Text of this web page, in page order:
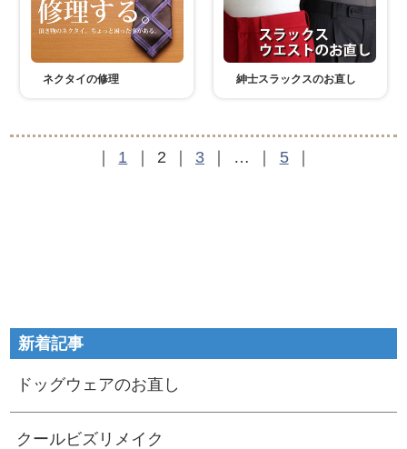
ネクタイの修理 紳士スラックスのお直し
1 2 3 … 5
新着記事
ドッグウェアのお直し
クールビズリメイク